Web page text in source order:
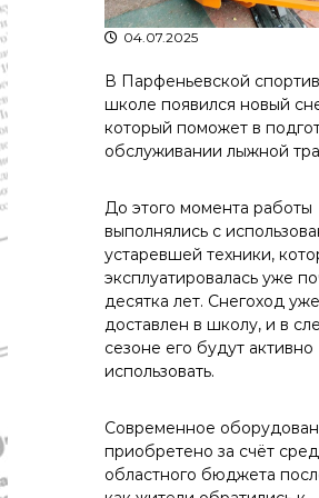
р
а
д
а
"
К
р
м
ы
о
с
т
р
о
м
с
к
б
л
а
04.07.2025
В Парфеньевской
школе появился новый
который поможет в
обслуживании лыжной
До этого момента работы
выполнялись с
устаревшей техники,
эксплуатировалась уже
десятка лет. Снегоход уже
доставлен в школу, и в
сезоне его будут активно
использовать.
Современное
приобретено за счёт
областного бюджета